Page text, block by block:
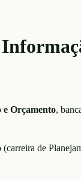
Orçamento,
de